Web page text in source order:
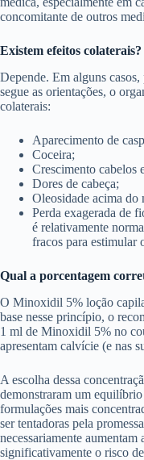
concomitante de outros
Existem efeitos colaterais?
Depende. Em alguns
segue as orientações, o
colaterais:
Aparecimento de
Coceira;
Crescimento cabelos
Dores de cabeça;
Oleosidade acima do
Perda exagerada de
é relativamente
fracos para estimular
Qual a porcentagem
O Minoxidil 5% loção
base nesse princípio, o
1 ml de Minoxidil 5% no
apresentam calvície (e nas
A escolha dessa
demonstraram um
formulações mais
ser tentadoras pela
necessariamente
significativamente o risco